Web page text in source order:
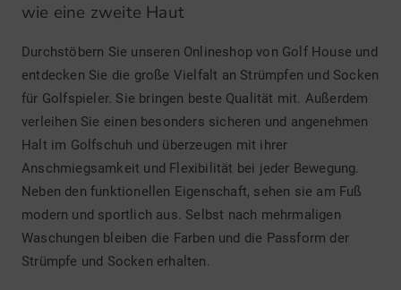
wie eine zweite Haut
Durchstöbern Sie unseren Onlineshop von Golf House und
entdecken Sie die große Vielfalt an Strümpfen und Socken
für Golfspieler. Sie bringen beste Qualität mit. Außerdem
verleihen Sie einen besonders sicheren und angenehmen
Halt im Golfschuh und überzeugen mit ihrer
Anschmiegsamkeit und Flexibilität bei jeder Bewegung.
Neben den funktionellen Eigenschaft, sehen sie am Fuß
modern und sportlich aus. Selbst nach mehrmaligen
Waschungen bleiben die Farben und die Passform der
Strümpfe und Socken erhalten.